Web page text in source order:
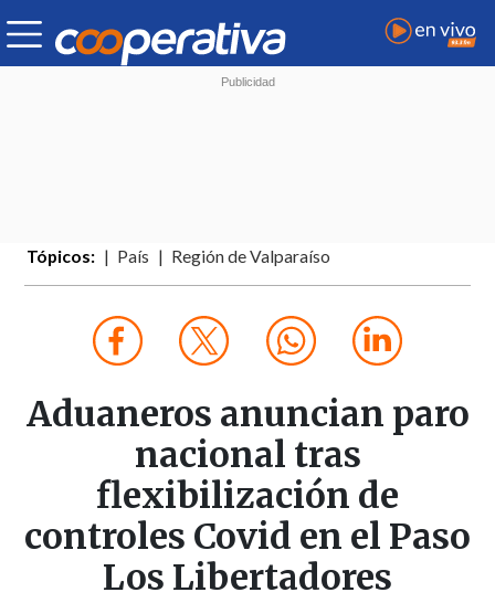
Tópicos: País Región de Valparaíso
Aduaneros anuncian paro
nacional tras
flexibilización de
controles Covid en el Paso
Los Libertadores